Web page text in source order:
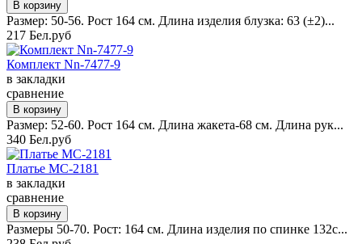
Размер: 50-56. Рост 164 см. Длина изделия блузка: 63 (±2)...
217 Бел.руб
Комплект Nn-7477-9
в закладки
сравнение
Размер: 52-60. Рост 164 см. Длина жакета-68 см. Длина рук...
340 Бел.руб
Платье MC-2181
в закладки
сравнение
Размеры 50-70. Рост: 164 см. Длина изделия по спинке 132с...